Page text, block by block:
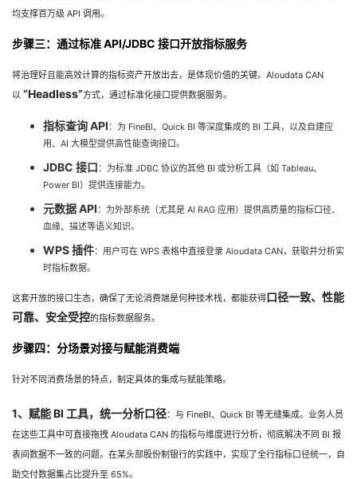
均支撑百万级 API 调用。
步骤三：通过标准 API/JDBC 接口开放指标服务
将治理好且能高效计算的指标资产开放出去，是体现价值的关键。Aloudata CAN
以 “Headless”方式，通过标准化接口提供数据服务。
指标查询 API ：为 FineBI、Quick BI 等深度集成的 BI 工具，以及自建应
用、AI 大模型提供高性能查询接口。
JDBC 接口 ：为标准 JDBC 协议的其他 BI 或分析工具（如 Tableau、
Power BI）提供连接能力。
元数据 API ：为外部系统（尤其是 AI RAG 应用）提供高质量的指标口径、
血缘、描述等语义知识。
WPS 插件：用户可在 WPS 表格中直接登录 Aloudata CAN，获取并分析实
时指标数据。
这套开放的接口生态，确保了无论消费端是何种技术栈，都能获得口径一致、性能
可靠、安全受控的指标数据服务。
步骤四：分场景对接与赋能消费端
针对不同消费场景的特点，制定具体的集成与赋能策略。
1、赋能 BI 工具，统一分析口径：与 FineBI、Quick BI 等无缝集成。业务人员
在这些工具中可直接拖拽 Aloudata CAN 的指标与维度进行分析，彻底解决不同 BI 报
表间数据不一致的问题。在某头部股份制银行的实践中，实现了全行指标口径统一，自
助交付数据集占比提升至 65%。